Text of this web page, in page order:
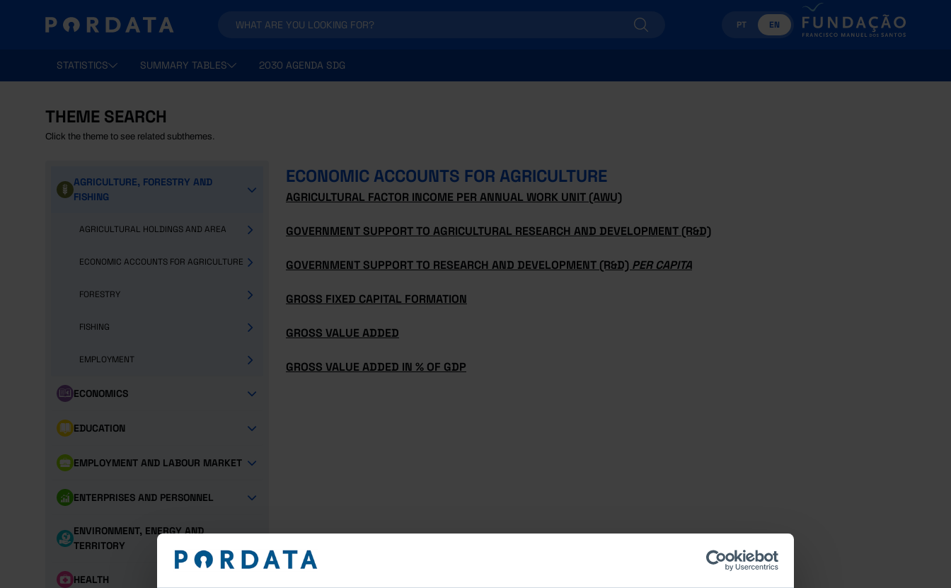
PT EN
STATISTICS SUMMARY TABLES 2030 AGENDA SDG
THEME SEARCH
Click the theme to see related subthemes.
AGRICULTURE, FORESTRY AND
FISHING
AGRICULTURAL HOLDINGS AND AREA
ECONOMIC ACCOUNTS FOR AGRICULTURE
FORESTRY
FISHING
EMPLOYMENT
ECONOMICS
EDUCATION
EMPLOYMENT AND LABOUR MARKET
ENTERPRISES AND PERSONNEL
ENVIRONMENT, ENERGY AND
TERRITORY
HEALTH
ECONOMIC ACCOUNTS FOR AGRICULTURE
AGRICULTURAL FACTOR INCOME PER ANNUAL WORK UNIT (AWU)
GOVERNMENT SUPPORT TO AGRICULTURAL RESEARCH AND DEVELOPMENT (R&D)
GOVERNMENT SUPPORT TO RESEARCH AND DEVELOPMENT (R&D) PER CAPITA
GROSS FIXED CAPITAL FORMATION
GROSS VALUE ADDED
GROSS VALUE ADDED IN % OF GDP